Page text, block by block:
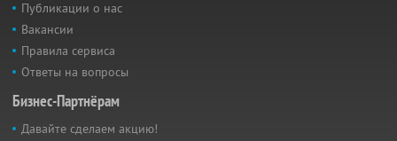
Публикации о нас
Вакансии
Правила сервиса
Ответы на вопросы
Бизнес-Партнёрам
Давайте сделаем акцию!